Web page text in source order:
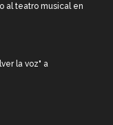
al teatro musical en
la voz" a